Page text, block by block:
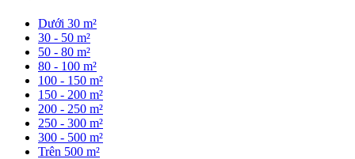
Dưới 30 m²
30 - 50 m²
50 - 80 m²
80 - 100 m²
100 - 150 m²
150 - 200 m²
200 - 250 m²
250 - 300 m²
300 - 500 m²
Trên 500 m²